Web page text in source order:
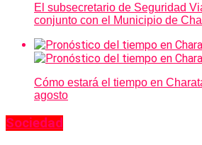
El subsecretario de Seguridad
conjunto con el Municipio de
Cómo estará el tiempo en
agosto
Sociedad